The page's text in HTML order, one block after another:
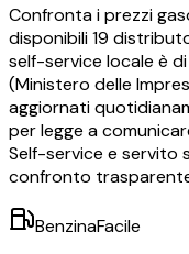
Confronta i prezzi
disponibili19
self-service locale è
(Ministero delle
aggiornati
per legge a
Self-service e servito
confronto
BenzinaFacile